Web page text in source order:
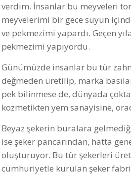
verdim. İnsanlar bu meyveleri
meyvelerimi bir gece suyun
ve pekmezimi yapardı. Geçen
pekmezimi yapıyordu.
Günümüzde insanlar bu tür
değmeden üretilip, marka
pek bilinmese de, dünyada
kozmetikten yem sanayisine,
Beyaz şekerin buralara
ise şeker pancarından, hatta
oluşturuyor. Bu tür şekerleri
cumhuriyetle kurulan şeker